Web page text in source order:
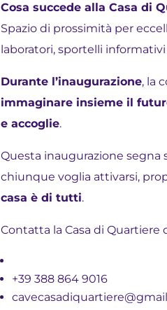
Cosa succede alla Casa di
Spazio di prossimità per
laboratori, sportelli
Durante l’inaugurazione, la
immaginare insieme il
e accoglie.
Questa inaugurazione segna
chiunque voglia attivarsi,
casa è di tutti.
Contatta la Casa di Quartiere
+39 388 864 9016